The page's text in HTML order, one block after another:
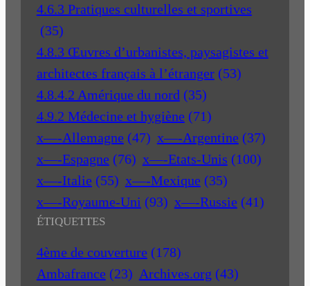
4.6.3 Pratiques culturelles et sportives
(35)
4.8.3 Œuvres d’urbanistes, paysagistes et
architectes français à l’étranger (53)
4.8.4.2 Amérique du nord (35)
4.9.2 Médecine et hygiène (71)
x—-Allemagne (47) x—-Argentine (37)
x—-Espagne (76) x—-Etats-Unis (100)
x—-Italie (55) x—-Mexique (35)
x—-Royaume-Uni (93) x—-Russie (41)
ÉTIQUETTES
4ème de couverture (178)
Ambafrance (23) Archives.org (43)